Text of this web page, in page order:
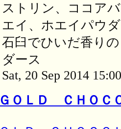
ストリン、ココア
エイ、ホエイパウ
石臼でひいだ香り
ダース
Sat, 20 Sep 2014
ＧＯＬＤ ＣＨＯＣ